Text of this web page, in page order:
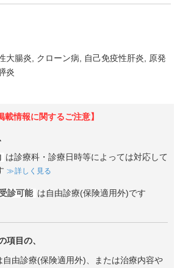
大腸炎 クローン病 自己免疫性肝炎
原発
炎
載情報に関するご注意】
は診療科・診療日時等によっては対応して
詳しく見る
診可能 は自由診療(保険適用外)です
項目の、
自由診療(保険適用外)、または治療内容や